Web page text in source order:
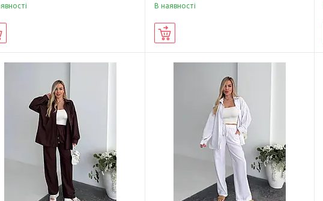
В наявності